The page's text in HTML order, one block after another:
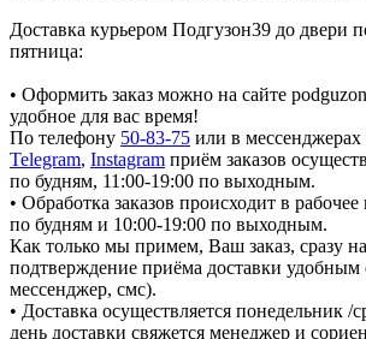
Доставка курьером Подгузон39 до двери
пятница:
• Оформить заказ можно на сайте
удобное для вас время!
По телефону 50-83-75 или в мессенджерах
Telegram, Instagram приём заказов
по будням, 11:00-19:00 по выходным.
• Обработка заказов происходит в
по будням и 10:00-19:00 по выходным.
Как только мы примем, Ваш заказ, сразу
подтверждение приёма доставки удобным
мессенджер, смс).
• Доставка осуществляется понедельник /
день доставки свяжется менеджер и